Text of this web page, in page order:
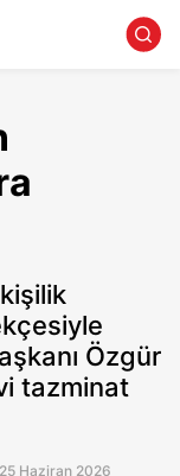
Özgür
tazminat
Haziran 2026